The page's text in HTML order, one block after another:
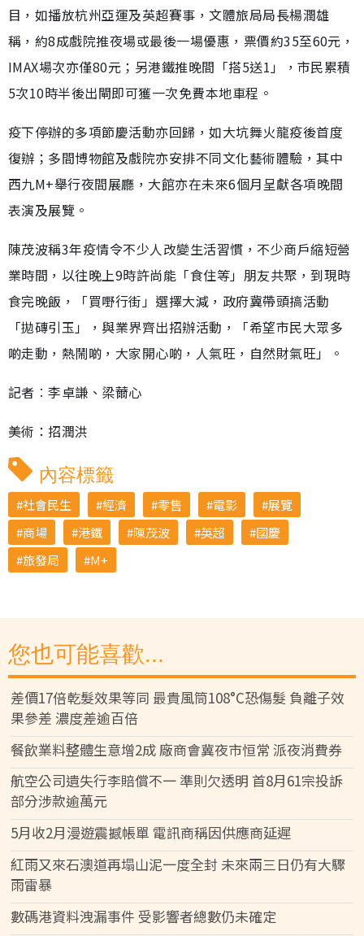
目，如播放杭州亞運及英超賽事，文體旅局局長楊潤雄
稱，約8成戲院推夜場或最後一場優惠，票價約35至60元，
IMAX場次亦僅80元；另港鐵推晚間「搭5送1」，市民累積
5次10時半後出閘即可獲一次免費本地車程。
疫下停辦的多項節慶活動亦回歸，如大坑舞火龍疫後首度
復辦；多間博物館及戲院亦安排不同文化藝術體驗，其中
西九M+舉行夜間展廳，大館亦在未來6個月呈獻各項晚間
表演及展覽。
陳茂波稱3年疫情令不少人改變生活習慣，不少商戶縮短營
業時間，以往晚上9時許尚能「食住等」朋友共聚，到現時
食完晚飯，「買嘢行街」選擇大減，政府冀帶頭搞活動
「拋磚引玉」，與業界齊出招辦活動，「希望市民大眾多
啲走動，熱鬧啲，大家開心啲，人氣旺，自然財氣旺」。
記者︰李卓謙、梁薾心
美術：招潤洪
內容標籤
社會民生 經濟 零售 電影
展覽
商場
港鐵 陳茂波 英超
國慶
旅發局
M+
您也可能喜歡...
差價17倍乾髮效果等同 最貴風筒108°C恐傷髮 負離子效
果參差 濃度差逾百倍
餐飲業料整體生意增2成 廠商會冀夜市恒常 派夜消費券
航空公司遺失行李賠償不一 準則欠透明 首8月61宗投訴
部分涉款逾萬元
5月收2月漫遊震撼帳單 電訊商稱因供應商延遲
紅雨又來石澳道再塌山泥一度全封 未來兩三日仍有大驟
雨雷暴
數碼港資料洩漏事件 受影響者總數仍未確定